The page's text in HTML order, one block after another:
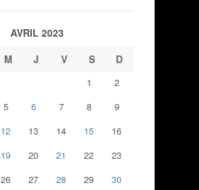
AVRIL 2023
M J V S D
1
2
5 6 7 8
9
12 13 14 15
16
19 20 21 22
23
26 27 28 29
30